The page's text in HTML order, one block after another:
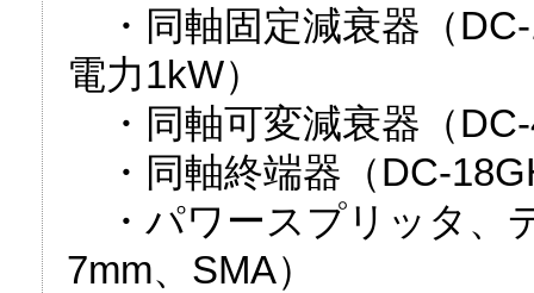
・同軸固定減衰器（
電力1kW）
・同軸可変減衰器（
・同軸終端器（DC-
・パワースプリッタ、
7mm、SMA）